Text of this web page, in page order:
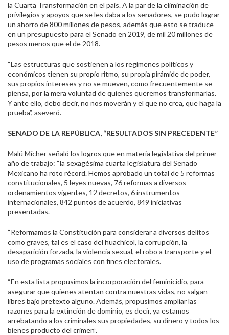
la Cuarta Transformación en el país. A la par de la eliminación de
privilegios y apoyos que se les daba a los senadores, se pudo lograr
un ahorro de 800 millones de pesos, además que esto se traduce
en un presupuesto para el Senado en 2019, de mil 20 millones de
pesos menos que el de 2018.
“Las estructuras que sostienen a los regímenes políticos y
económicos tienen su propio ritmo, su propia pirámide de poder,
sus propios intereses y no se mueven, como frecuentemente se
piensa, por la mera voluntad de quienes queremos transformarlas.
Y ante ello, debo decir, no nos moverán y el que no crea, que haga la
prueba”, aseveró.
SENADO DE LA REPÚBLICA, “RESULTADOS SIN PRECEDENTE”
Malú Mícher señaló los logros que en materia legislativa del primer
año de trabajo: “la sexagésima cuarta legislatura del Senado
Mexicano ha roto récord. Hemos aprobado un total de 5 reformas
constitucionales, 5 leyes nuevas, 76 reformas a diversos
ordenamientos vigentes, 12 decretos, 6 instrumentos
internacionales, 842 puntos de acuerdo, 849 iniciativas
presentadas.
“Reformamos la Constitución para considerar a diversos delitos
como graves, tal es el caso del huachicol, la corrupción, la
desaparición forzada, la violencia sexual, el robo a transporte y el
uso de programas sociales con fines electorales.
“En esta lista propusimos la incorporación del feminicidio, para
asegurar que quienes atentan contra nuestras vidas, no salgan
libres bajo pretexto alguno. Además, propusimos ampliar las
razones para la extinción de dominio, es decir, ya estamos
arrebatando a los criminales sus propiedades, su dinero y todos los
bienes producto del crimen”.